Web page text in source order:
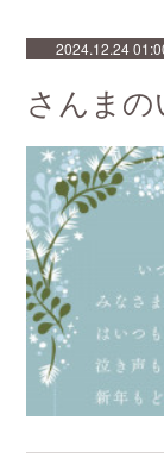
2024.12.24
さんま